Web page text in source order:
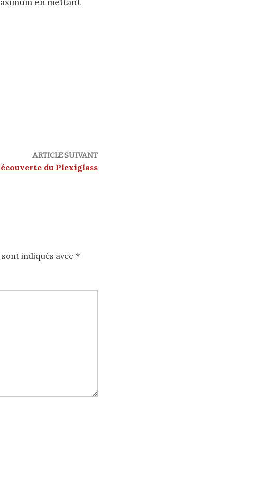
en mettant
ARTICLE SUIVANT
du Plexiglass
indiqués avec *